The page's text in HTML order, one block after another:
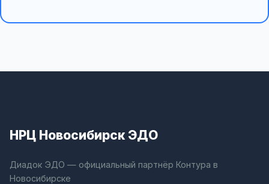
НРЦ Новосибирск ЭДО
Диадок ЭДО — официальный партнёр Контура в
Новосибирске